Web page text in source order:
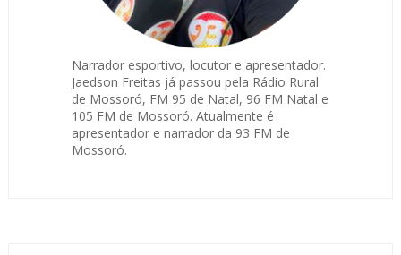
Narrador esportivo, locutor e apresentador.
Jaedson Freitas já passou pela Rádio Rural
de Mossoró, FM 95 de Natal, 96 FM Natal e
105 FM de Mossoró. Atualmente é
apresentador e narrador da 93 FM de
Mossoró.